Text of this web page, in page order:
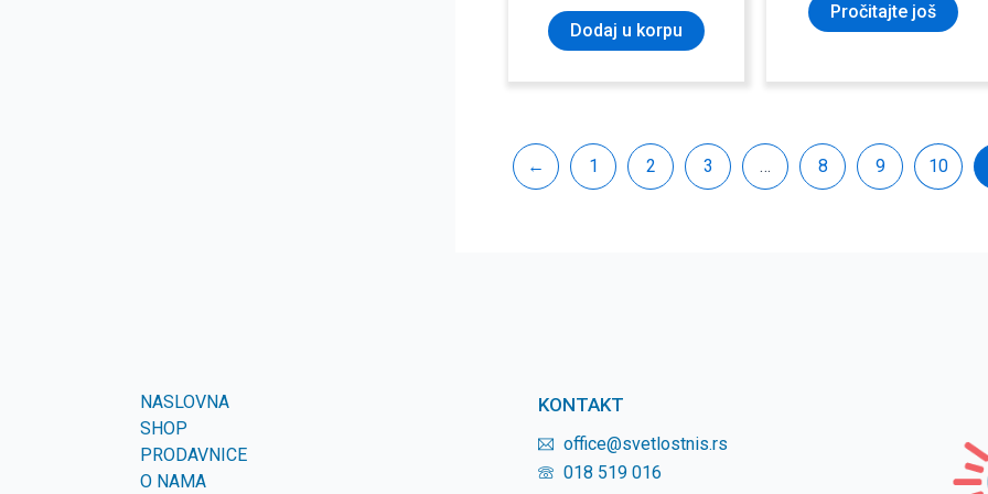
Dodaj u korpu
Pročitajte još
← 1 2 3 … 8 9 10
NASLOVNA
SHOP
PRODAVNICE
O NAMA
KONTAKT
office@svetlostnis.rs
018 519 016